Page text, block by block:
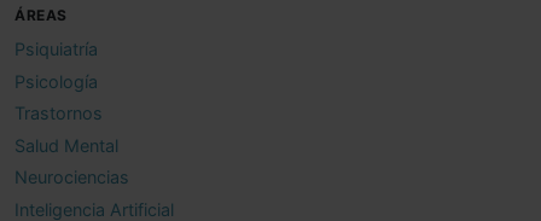
ÁREAS
Psiquiatría
Psicología
Trastornos
Salud Mental
Neurociencias
Inteligencia Artificial